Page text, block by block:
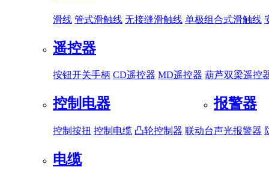
滑线 管式滑触线 无接缝滑触线 单极组合式滑触线
遥控器
按钮开关手柄 CD遥控器 MD遥控器 葫芦双梁遥控
控制电器
控制按扭 控制电缆 凸轮控制器 联动台
报警器
声光报警器
电缆